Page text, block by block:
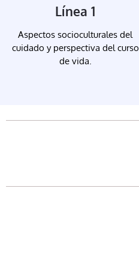
Línea 1
Aspectos socioculturales del
cuidado y perspectiva del curso
de vida.